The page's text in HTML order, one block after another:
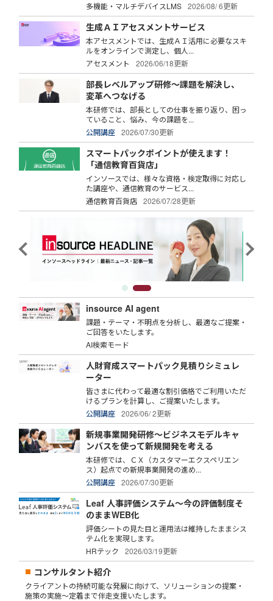
多機能・マルチデバイスLMS
2026/08/ 6更新
生成ＡＩアセスメントサービス
本アセスメントでは、生成ＡＩ活用に必要なスキ
ルをオンラインで測定し、個人...
アセスメント
2026/06/18更新
部長レベルアップ研修～課題を解決し、
変革へつなげる
本研修では、部長としての仕事を振り返り、困っ
ていること、悩み、今の課題を...
公開講座
2026/07/30更新
スマートパックポイントが使えます！
「通信教育百貨店」
インソースでは、様々な資格・検定取得に対応し
た講座や、通信教育のサービス...
通信教育百貨店
2026/07/28更新
insource AI agent
課題・テーマ・不明点を分析し、最適なご提案・
ご回答をいたします。
AI検索モード
人財育成スマートパック見積りシミュレ
ーター
皆さまに代わって最適な割引価格でご利用いただ
けるプランを計算し、ご提案いたします。
公開講座
2026/06/ 2更新
新規事業開発研修～ビジネスモデルキャ
ンバスを使って新規開発を考える
本研修では、ＣＸ（カスタマーエクスペリエン
ス）起点での新規事業開発の進め...
公開講座
2026/07/30更新
Leaf 人事評価システム～今の評価制度そ
のままWEB化
評価シートの見た目と運用法は維持したままシス
テム化を実現します。
HRテック
2026/03/19更新
コンサルタント紹介
クライアントの持続可能な発展に向けて、ソリューションの提案・
施策の実施～定着まで伴走支援いたします。